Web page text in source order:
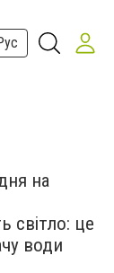
на
світло: це
води